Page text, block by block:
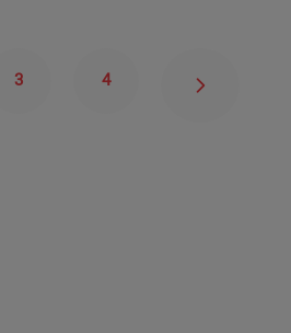
la page
Page
3 Page
4